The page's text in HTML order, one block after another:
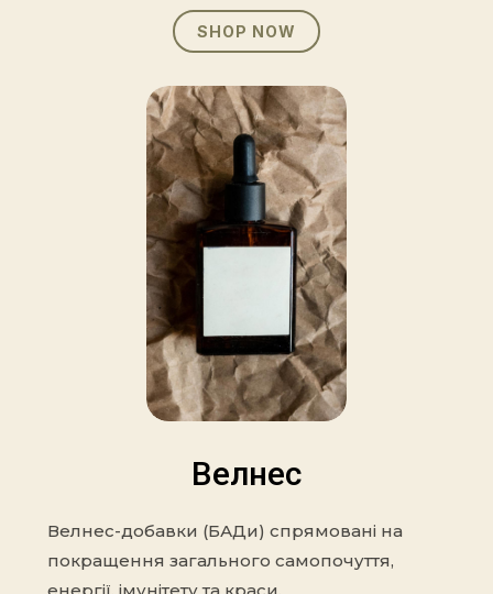
SHOP NOW
Велнес
Велнес-добавки (БАДи) спрямовані на
покращення загального самопочуття,